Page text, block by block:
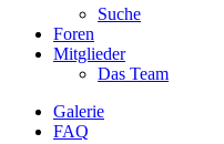
Suche
Foren
Mitglieder
Das Team
Galerie
FAQ